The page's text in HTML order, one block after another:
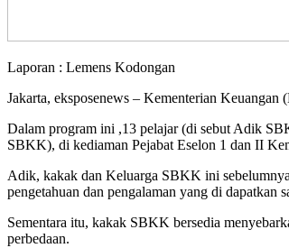
Laporan : Lemens Kodongan
Jakarta, eksposenews – Kementerian
Dalam program ini ,13 pelajar (di sebut Adik
SBKK), di kediaman Pejabat Eselon 1 dan II
Adik, kakak dan Keluarga SBKK ini
pengetahuan dan pengalaman yang di dapatkan
Sementara itu, kakak SBKK bersedia
perbedaan.